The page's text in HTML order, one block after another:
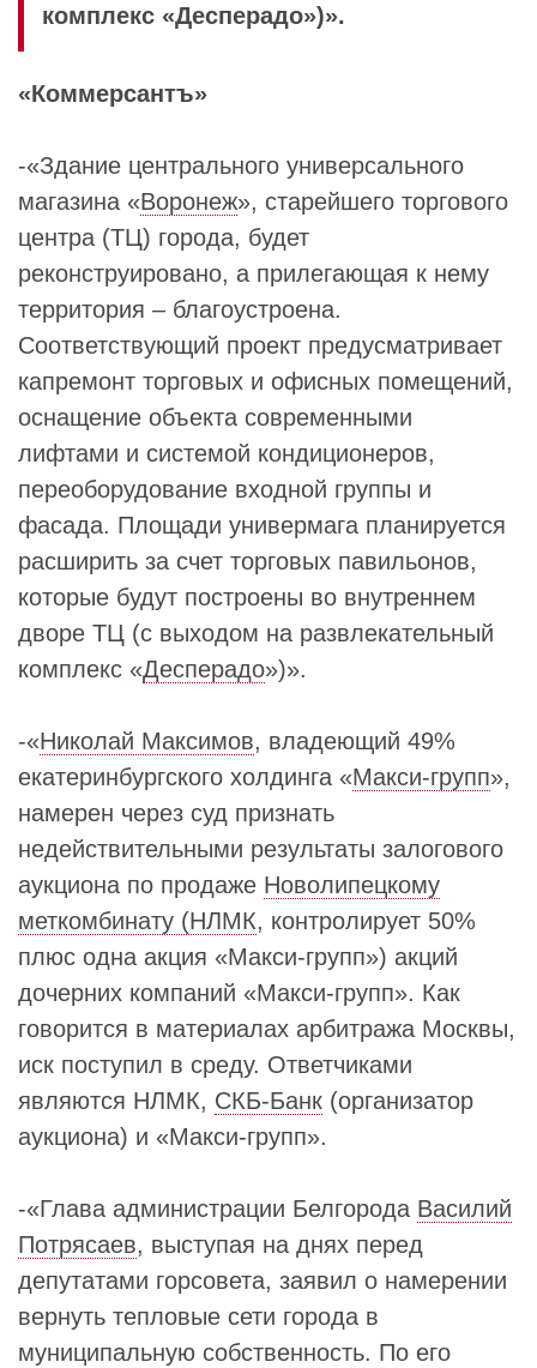
комплекс «Десперадо»)».
«Коммерсантъ»
-«Здание центрального универсального
магазина «Воронеж», старейшего торгового
центра (ТЦ) города, будет
реконструировано, а прилегающая к нему
территория – благоустроена.
Соответствующий проект предусматривает
капремонт торговых и офисных помещений,
оснащение объекта современными
лифтами и системой кондиционеров,
переоборудование входной группы и
фасада. Площади универмага планируется
расширить за счет торговых павильонов,
которые будут построены во внутреннем
дворе ТЦ (с выходом на развлекательный
комплекс «Десперадо»)».
-«Николай Максимов, владеющий 49%
екатеринбургского холдинга «Макси-групп»,
намерен через суд признать
недействительными результаты залогового
аукциона по продаже Новолипецкому
меткомбинату (НЛМК, контролирует 50%
плюс одна акция «Макси-групп») акций
дочерних компаний «Макси-групп». Как
говорится в материалах арбитража Москвы,
иск поступил в среду. Ответчиками
являются НЛМК, СКБ-Банк (организатор
аукциона) и «Макси-групп».
-«Глава администрации Белгорода Василий
Потрясаев, выступая на днях перед
депутатами горсовета, заявил о намерении
вернуть тепловые сети города в
муниципальную собственность. По его